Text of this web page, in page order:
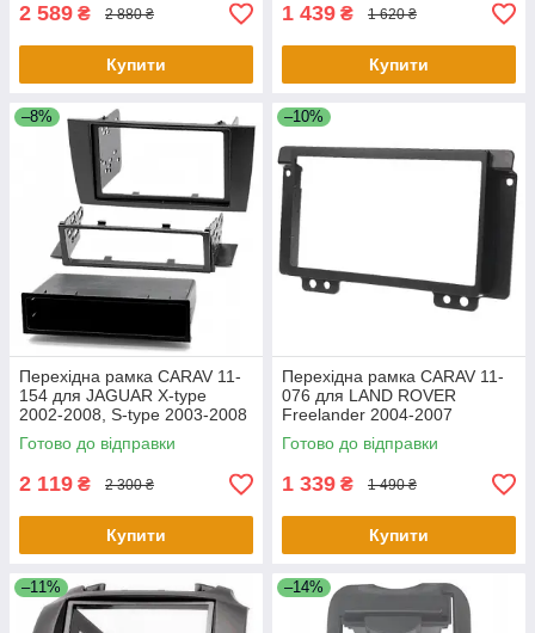
2 589 ₴ 2 880 ₴
Купити
1 439 ₴ 1 620 ₴
Купити
–8%
Перехідна рамка CARAV 11-
154 для JAGUAR X-type
2002-2008, S-type 2003-2008
(Black) w/pocket
Готово до відправки
2 119 ₴ 2 300 ₴
Купити
–10%
Перехідна рамка CARAV 11-
076 для LAND ROVER
Freelander 2004-2007
Готово до відправки
1 339 ₴ 1 490 ₴
Купити
–11% –14%